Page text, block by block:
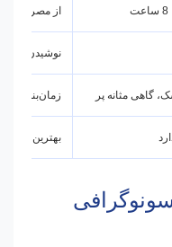
از مصرف
نوشیدن آب
گاهی مثانه پر زمان‌بندی
بهترین زمان